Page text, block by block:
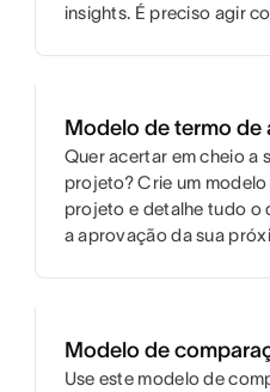
insights. É preciso agir
Modelo de termo
Quer acertar em cheio a
projeto? Crie um
projeto e detalhe tudo o
a aprovação da sua
Modelo de
Use este modelo de